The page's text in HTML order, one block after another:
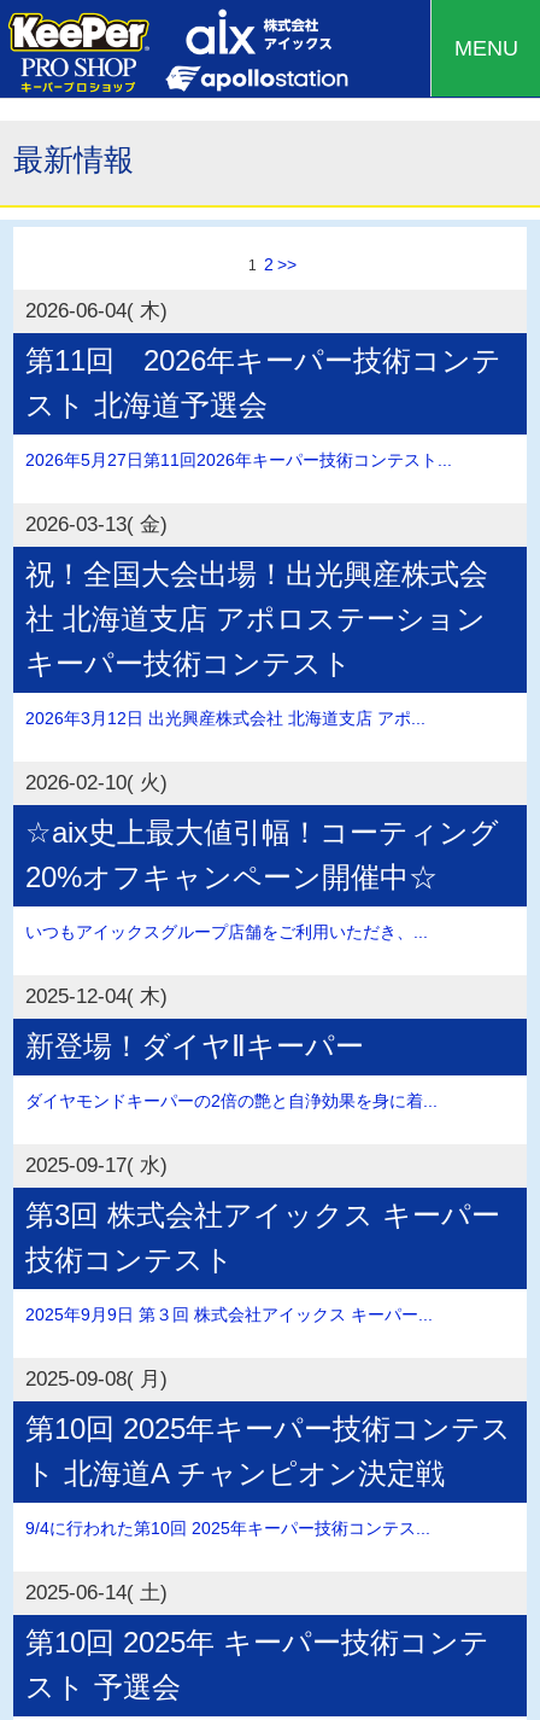
MENU
最新情報
1 2 >>
2026-06-04( 木)
第11回 2026年キーパー技術コンテ
スト 北海道予選会
2026年5月27日第11回2026年キーパー技術コンテスト...
2026-03-13( 金)
祝！全国大会出場！出光興産株式会
社 北海道支店 アポロステーション
キーパー技術コンテスト
2026年3月12日 出光興産株式会社 北海道支店 アポ...
2026-02-10( 火)
☆aix史上最大値引幅！コーティング
20%オフキャンペーン開催中☆
いつもアイックスグループ店舗をご利用いただき、...
2025-12-04( 木)
新登場！ダイヤⅡキーパー
ダイヤモンドキーパーの2倍の艶と自浄効果を身に着...
2025-09-17( 水)
第3回 株式会社アイックス キーパー
技術コンテスト
2025年9月9日 第３回 株式会社アイックス キーパー...
2025-09-08( 月)
第10回 2025年キーパー技術コンテス
ト 北海道A チャンピオン決定戦
9/4に行われた第10回 2025年キーパー技術コンテス...
2025-06-14( 土)
第10回 2025年 キーパー技術コンテ
スト 予選会